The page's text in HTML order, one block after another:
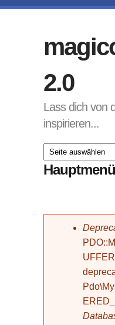
2.0
Lass dich von
inspirieren...
Hauptmenü